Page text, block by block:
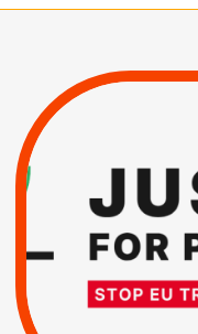
VIOLATIONS DES
SUSPENSION
TOTALE DE
L’ACCORD
D’ASSOCIATION UE-
ISRAËL